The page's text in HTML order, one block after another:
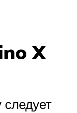
X
следует